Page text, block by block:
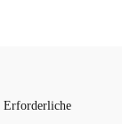
Erforderliche